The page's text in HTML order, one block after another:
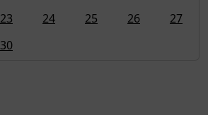
23 24 25 26
27
30